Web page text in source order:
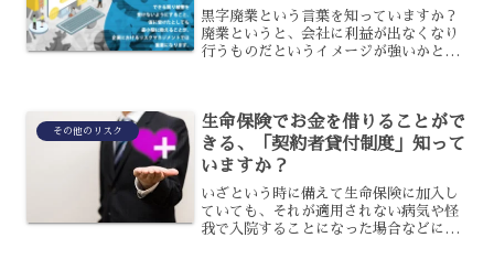
黒字廃業という言葉を知っていますか？
廃業というと、会社に利益が出なくなり
行うものだというイメージが強いかと思
す。これが黒字廃業です。...
その他のリスク
生命保険でお金を借りることがで
きる、「契約者貸付制度」知って
いますか？
いざという時に備えて生命保険に加入し
ていても、それが適用されない病気や怪
我で入院することになった場合などに